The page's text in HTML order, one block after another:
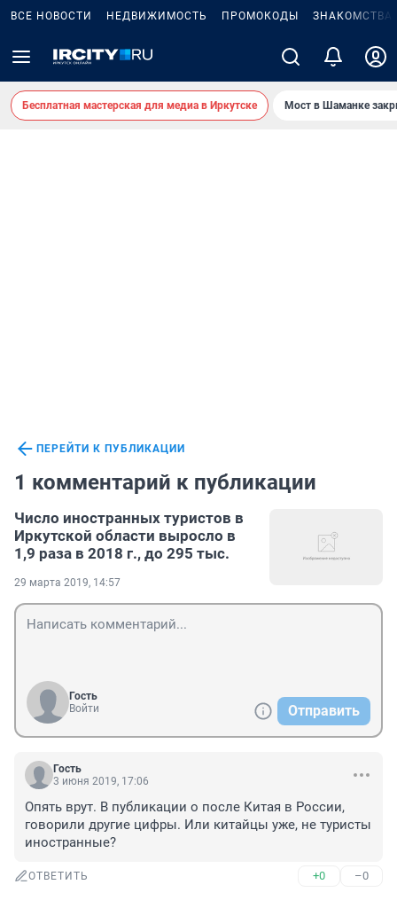
ВСЕ НОВОСТИ НЕДВИЖИМОСТЬ ПРОМОКОДЫ ЗНАКОМСТВА
Бесплатная мастерская для медиа в Иркутске Мост в Шаманке
ПЕРЕЙТИ К ПУБЛИКАЦИИ
1 комментарий к публикации
Число иностранных туристов в
Иркутской области выросло в
1,9 раза в 2018 г., до 295 тыс.
29 марта 2019, 14:57
Гость
Войти
Отправить
Гость
3 июня 2019, 17:06
Опять врут. В публикации о после Китая в России,
говорили другие цифры. Или китайцы уже, не туристы
иностранные?
ОТВЕТИТЬ +0 –0